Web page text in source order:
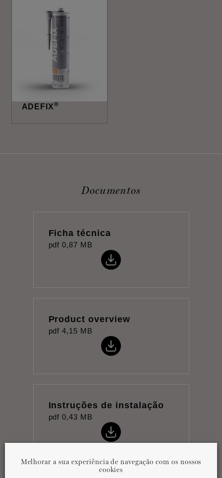
ADEFIX®
Documentos
Ficha técnica
pdf 0,87 MB
Product overview
pdf 4,15 MB
Instruções de instalação
pdf 0,43 MB
Melhorar a sua experiência de navegação com os nossos
cookies